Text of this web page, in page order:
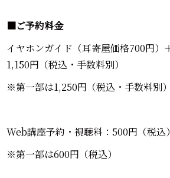
■ご予約料金
イヤホンガイド（耳寄屋価格700円
1,150円（税込・手数料別）
※第一部は1,250円（税込・手数料別）
Web講座予約・視聴料：500円（税込）
※第一部は600円（税込）